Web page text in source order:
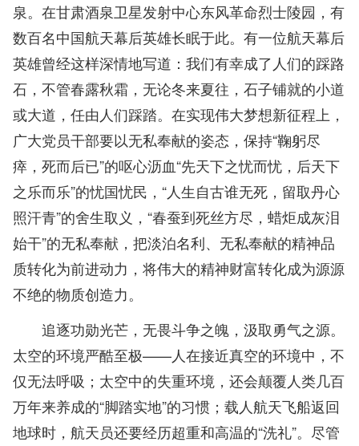
泉。在甘肃酒泉卫星发射中心东风革命烈士陵园，有
数百名中国航天幕后英雄长眠于此。有一位航天幕后
英雄曾经这样深情地写道：我们有幸成了人们的踩路
石，不管春露秋霜，无论冬来夏往，石子铺就的小道
或大道，任由人们踩踏。在实现伟大梦想新征程上，
广大党员干部要以无私奉献的姿态，保持“鞠躬尽
瘁，死而后已”的呕心沥血“先天下之忧而忧，后天下
之乐而乐”的忧国忧民，“人生自古谁无死，留取丹心
照汗青”的舍生取义，“春蚕到死丝方尽，蜡炬成灰泪
始干”的无私奉献，把淡泊名利、无私奉献的精神品
质转化为前进动力，将伟大的精神财富转化成为源源
不绝的物质创造力。
追逐功勋光芒，无畏斗争之魄，汲取勇气之源。
太空的环境严酷至极——人在接近真空的环境中，不
仅无法呼吸；太空中的失重环境，还会颠覆人类几百
万年来养成的“脚踏实地”的习惯；载人航天飞船返回
地球时，航天员还要经历超重和高温的“洗礼”。尽管